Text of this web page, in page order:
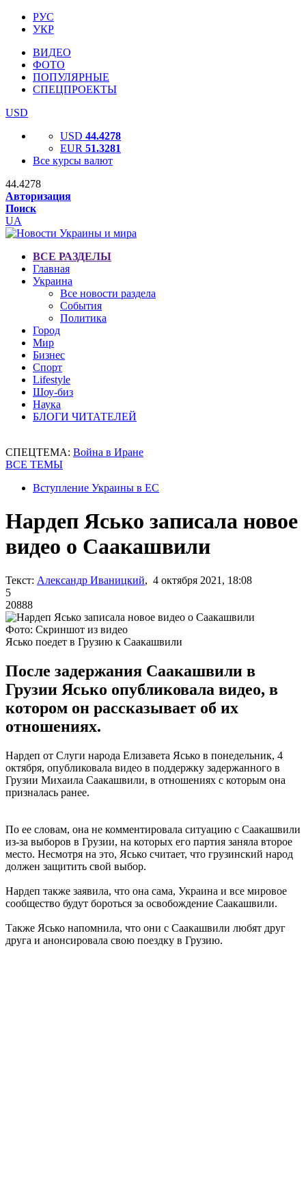
РУС
УКР
ВИДЕО
ФОТО
ПОПУЛЯРНЫЕ
СПЕЦПРОЕКТЫ
USD
USD 44.4278
EUR 51.3281
Все курсы валют
44.4278
Авторизация
Поиск
UA
ВСЕ РАЗДЕЛЫ
Главная
Украина
Все новости раздела
События
Политика
Город
Мир
Бизнес
Спорт
Lifestyle
Шоу-биз
Наука
БЛОГИ ЧИТАТЕЛЕЙ
СПЕЦТЕМА: Война в Иране
ВСЕ ТЕМЫ
Вступление Украины в ЕС
Нардеп Ясько записала новое
видео о Саакашвили
Текст: Александр Иваницкий, 4 октября 2021, 18:08
5
20888
Фото: Скриншот из видео
Ясько поедет в Грузию к Саакашвили
После задержания Саакашвили в
Грузии Ясько опубликовала видео, в
котором он рассказывает об их
отношениях.
Нардеп от Слуги народа Елизавета Ясько в понедельник, 4
октября, опубликовала видео в поддержку задержанного в
Грузии Михаила Саакашвили, в отношениях с которым она
призналась ранее.
По ее словам, она не комментировала ситуацию с Саакашвили
из-за выборов в Грузии, на которых его партия заняла второе
место. Несмотря на это, Ясько считает, что грузинский народ
должен защитить свой выбор.
Нардеп также заявила, что она сама, Украина и все мировое
сообщество будут бороться за освобождение Саакашвили.
Также Ясько напомнила, что они с Саакашвили любят друг
друга и анонсировала свою поездку в Грузию.